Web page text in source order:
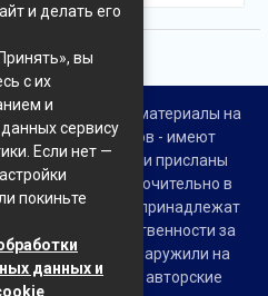
защищены. Все материалы на
источников - имеют
в интернете или присланы
исключительно в
на материалы принадлежат
сайта ответственности за
Если Вы обнаружили на
нарушают авторские
и делать его
вы
с их
и
сервису
Если нет —
покиньте
данных и